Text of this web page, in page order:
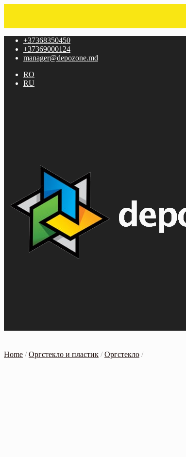
Перейти
навигации
Перейти
содержимому
+37368350450
+37369000124
manager@depozone.md
RO
RU
Home /Оргстекло и пластик /Оргстекло /